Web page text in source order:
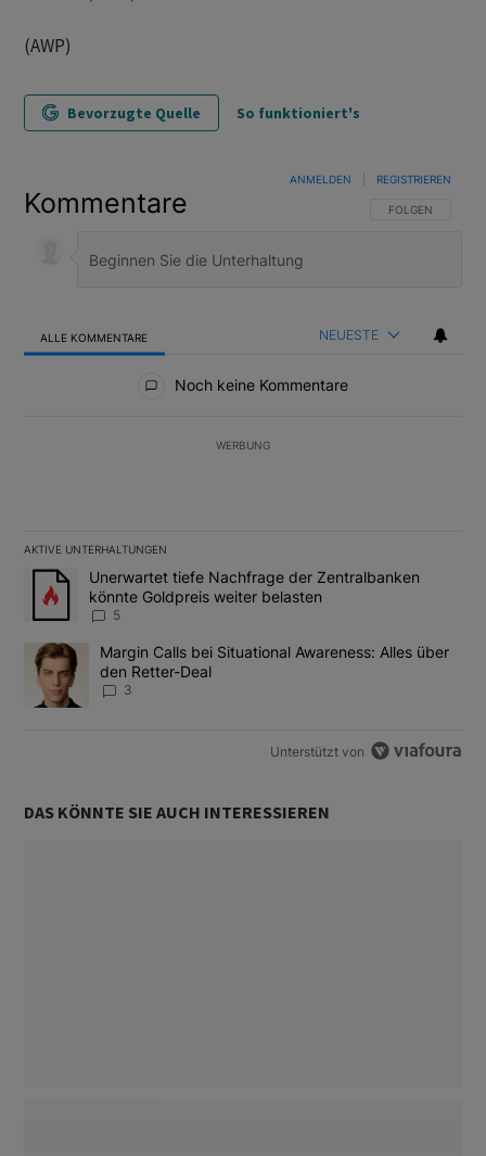
(AWP)
Bevorzugte Quelle So funktioniert's
Kommentare FOLGE DIESER
FOLGEN
ANMELDEN REGISTRIEREN
ALLE KOMMENTARE NEUESTE
Noch keine Kommentare
WERBUNG
AKTIVE UNTERHALTUNGEN
Das Folgende ist eine Liste der am meisten kommentierten
Ein Trendartikel mit dem Titel "Unerwartet tiefe Nachfrage der
Unerwartet tiefe Nachfrage der Zentralbanken
könnte Goldpreis weiter belasten
5
Ein Trendartikel mit dem Titel "Margin Calls bei Situational
Margin Calls bei Situational Awareness: Alles über
den Retter-Deal
3
Unterstützt von
DAS KÖNNTE SIE AUCH INTERESSIEREN